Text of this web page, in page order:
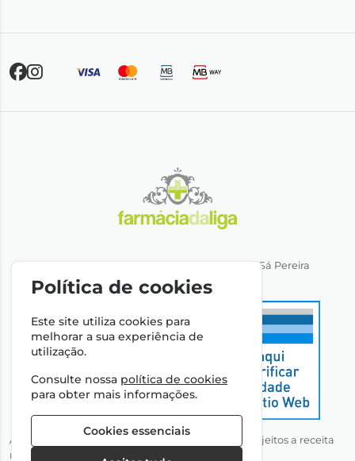
Direção Técnica: Dra. Ana Rita Miranda de Sá Pereira
NIPC: 501064974
Autorizado a disponibilizar medicamentos não sujeitos a receita
médica através da Internet pelo Infarmed, I.P.
Política de cookies
Este site utiliza cookies para
melhorar a sua experiência de
utilização.
Consulte nossa política de cookies
para obter mais informações.
Cookies essenciais